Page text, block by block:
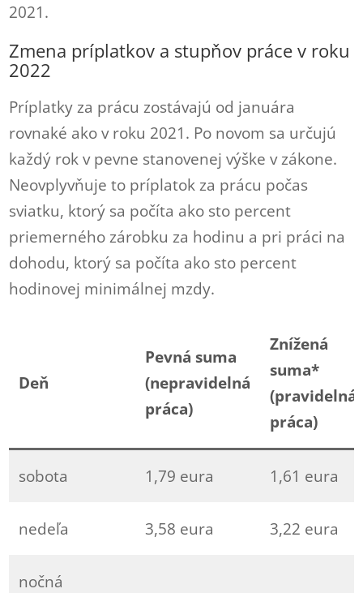
2021.
Zmena príplatkov a stupňov práce v roku
2022
Príplatky za prácu zostávajú od januára
rovnaké ako v roku 2021. Po novom sa určujú
každý rok v pevne stanovenej výške v zákone.
Neovplyvňuje to príplatok za prácu počas
sviatku, ktorý sa počíta ako sto percent
priemerného zárobku za hodinu a pri práci na
dohodu, ktorý sa počíta ako sto percent
hodinovej minimálnej mzdy.
Deň
Pevná suma
(nepravidelná
práca)
Znížená
suma*
(pravidelná
práca)
sobota 1,79 eura 1,61 eura
nedeľa 3,58 eura 3,22 eura
nočná